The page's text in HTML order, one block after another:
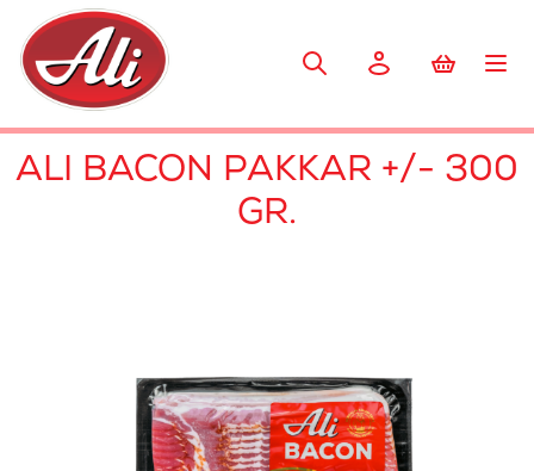
ALI BACON PAKKAR +/- 300
GR.